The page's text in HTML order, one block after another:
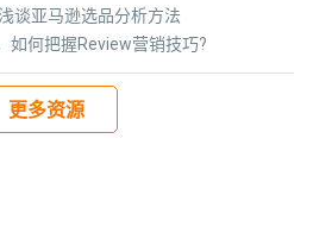
如何把握Review营销技巧?
谈亚马逊选品分析方法
更多资源